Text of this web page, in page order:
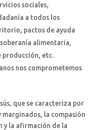
sociales,
a todos los
pactos de ayuda
alimentaria,
producción, etc.
nos comprometemos
que se caracteriza por
marginados, la compasión
y la afirmación de la